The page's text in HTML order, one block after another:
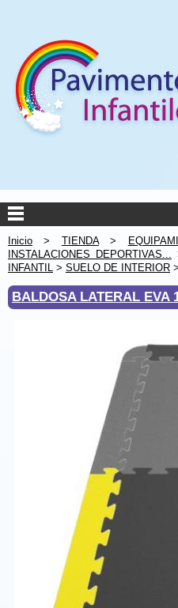
Inicio > TIENDA>
INSTALACIONES DEPORTIVAS...
INFANTIL > SUELO DE INTERIOR >
BALDOSA LATERAL EVA